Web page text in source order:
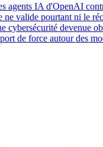
agents IA d'OpenAI
ne valide pourtant ni le
cybersécurité devenue
de force autour des